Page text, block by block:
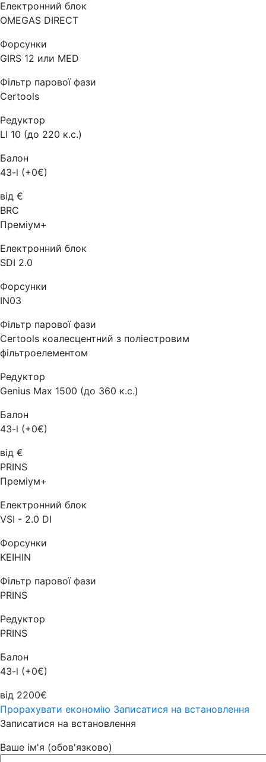
Електронний блок
OMEGAS DIRECT
Форсунки
GIRS 12 или MED
Фільтр парової фази
Certools
Редуктор
LI 10 (до 220 к.с.)
Балон
43-l (+0€)
від €
BRC
Преміум+
Електронний блок
SDI 2.0
Форсунки
IN03
Фільтр парової фази
Certools коалесцентний з поліестровим
фільтроелементом
Редуктор
Genius Max 1500 (до 360 к.с.)
Балон
43-l (+0€)
від €
PRINS
Преміум+
Електронний блок
VSI - 2.0 DI
Форсунки
KEIHIN
Фільтр парової фази
PRINS
Редуктор
PRINS
Балон
43-l (+0€)
від 2200€
Прорахувати економію Записатися на встановлення
Записатися на встановлення
Ваше ім'я (обов'язково)